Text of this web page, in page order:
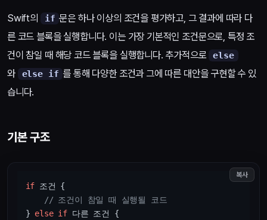
Swift의 if 문은 하나 이상의 조건을 평가하고, 그 결과에 따라 다
른 코드 블록을 실행합니다. 이는 가장 기본적인 조건문으로, 특정 조
건이 참일 때 해당 코드 블록을 실행합니다. 추가적으로 else
와 else if 를 통해 다양한 조건과 그에 따른 대안을 구현할 수 있
습니다.
기본 구조
if 조건 {
// 조건이 참일 때 실행될 코드
} else if 다른 조건 {
복사